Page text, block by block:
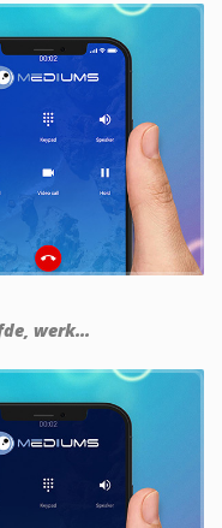
werk...